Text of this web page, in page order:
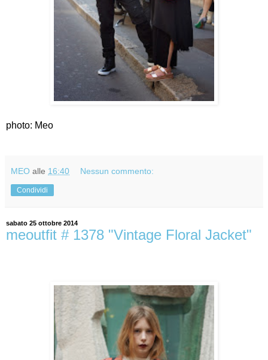
photo: Meo
MEO alle 16:40 Nessun commento:
Condividi
sabato 25 ottobre 2014
meoutfit # 1378 "Vintage Floral Jacket"